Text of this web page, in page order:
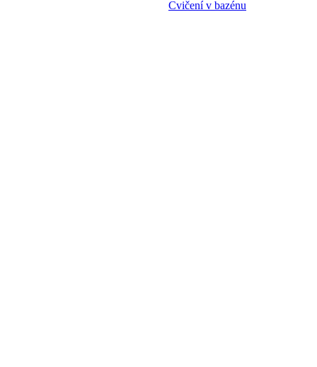
Cvičení v bazénu